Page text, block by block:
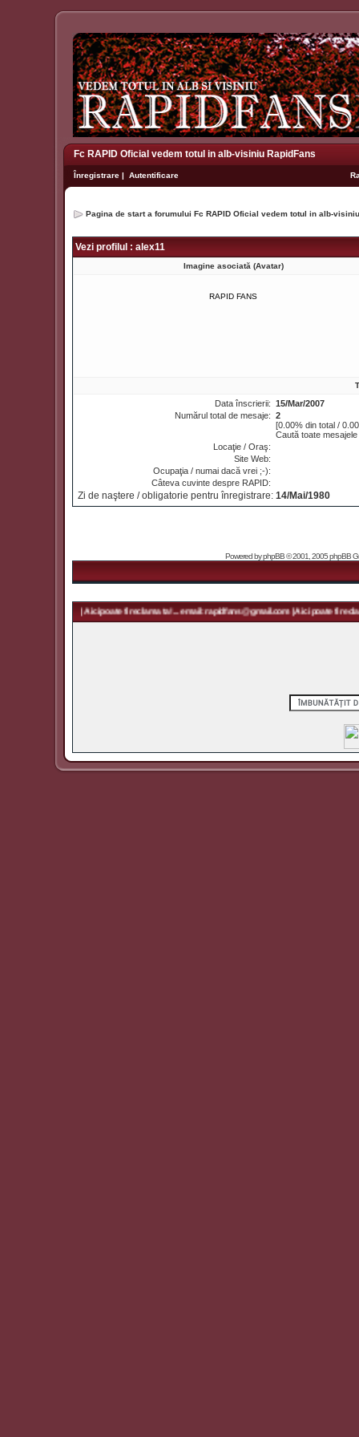
Fc RAPID Oficial vedem totul in alb-visiniu RapidFans
Înregistrare | Autentificare
Pagina de start a forumului Fc RAPID Oficial vedem totul in alb-
Vezi profilul : alex11
Imagine asociată (Avatar)
RAPID FANS
Data înscrierii: 15/Mar/2007
Numărul total de mesaje: 2
[0.00% din total /
Caută toate mesajele
Locaţie / Oraş:
Site Web:
Ocupaţia / numai dacă vrei ;-):
Câteva cuvinte despre RAPID:
Zi de naştere / obligatorie pentru înregistrare: 14/Mai/1980
Powered byphpBB© 2001, 2005 phpBB
| Aici poate fi reclama ta! ... email: rapidfans@gmail.com | Aici poate fi